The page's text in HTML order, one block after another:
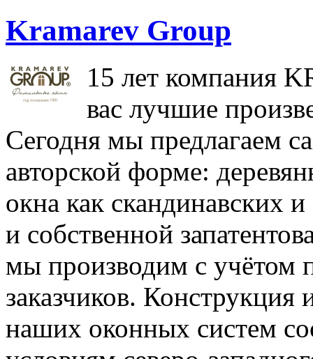
Kramarev Group
15 лет компания
вас лучшие
Сегодня мы предлагаем
авторской форме:
окна как скандинавских
и собственной
мы производим с учётом
заказчиков. Конструкция
наших оконных систем